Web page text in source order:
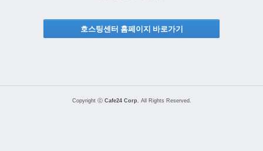
호스팅센터 홈페이지 바로가기
Copyright ⓒ Cafe24 Corp. All Rights Reserved.